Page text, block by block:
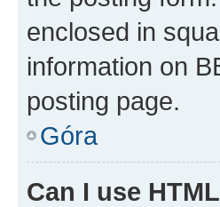
enclosed in
information on
posting page.
Góra
Can I use